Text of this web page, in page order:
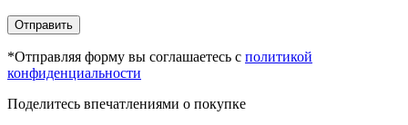
Отправить
*Отправляя форму вы соглашаетесь с политикой
конфиденциальности
Поделитесь впечатлениями о покупке